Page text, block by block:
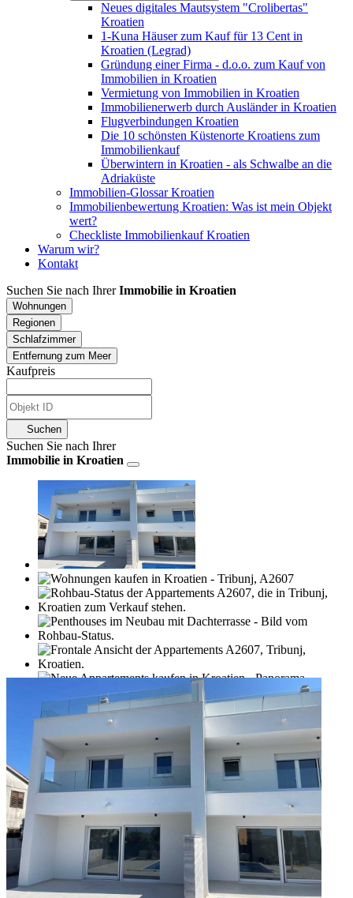
Neues digitales Mautsystem "Crolibertas"
Kroatien
1-Kuna Häuser zum Kauf für 13 Cent in
Kroatien (Legrad)
Gründung einer Firma - d.o.o. zum Kauf von
Immobilien in Kroatien
Vermietung von Immobilien in Kroatien
Immobilienerwerb durch Ausländer in Kroatien
Flugverbindungen Kroatien
Die 10 schönsten Küstenorte Kroatiens zum
Immobilienkauf
Überwintern in Kroatien - als Schwalbe an die
Adriaküste
Immobilien-Glossar Kroatien
Immobilienbewertung Kroatien: Was ist mein Objekt
wert?
Checkliste Immobilienkauf Kroatien
Warum wir?
Kontakt
Suchen Sie nach IhrerImmobilie in Kroatien
Wohnungen
Regionen
Schlafzimmer
Entfernung zum Meer
Kaufpreis
Suchen
Suchen Sie nach Ihrer
Immobilie in Kroatien